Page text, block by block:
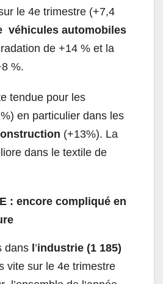
le 4e trimestre (+7,4
véhicules automobiles
de +14 % et la
%.
tendue pour les
en particulier dans les
(+13%). La
dans le textile de
: encore compliqué en
dans l’industrie (1 185)
vite sur le 4e trimestre